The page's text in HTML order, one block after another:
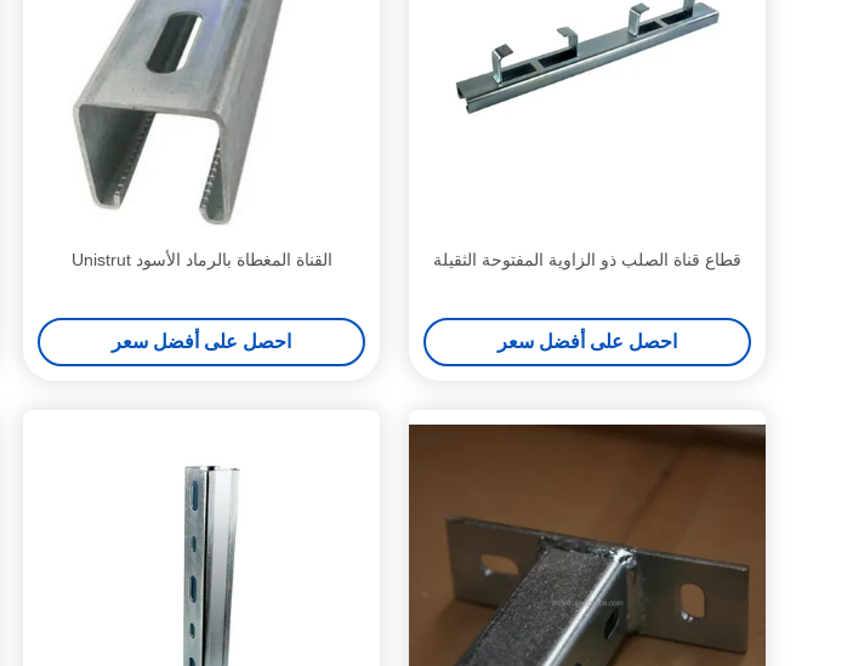
قطاع قناة الصلب ذو الزاوية المفتوحة الثقيلة
احصل على أفضل سعر
القناة المغطاة بالرماد الأسود Unistrut
احصل على أفضل سعر